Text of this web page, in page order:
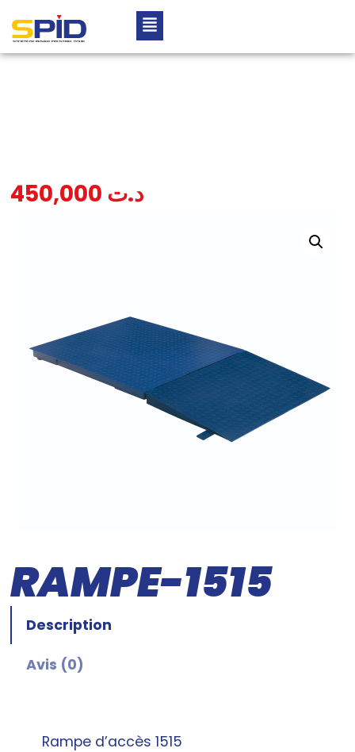
د.ت
RAMPE-1515
Description
Avis (0)
Rampe d’accès 1515